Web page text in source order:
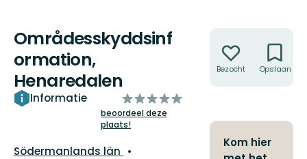
Områdesskyddsinf
ormation,
Henaredalen
Informatie
van
5
sterren
beoordeel deze
plaats!
Regio:
Södermanlands län
Bezocht Opslaan
Kom hier